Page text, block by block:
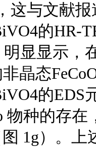
这与文献
的HR-
显显示，
晶态
的
物种的存
1g）。